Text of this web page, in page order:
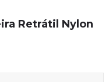
Retrátil Nylon